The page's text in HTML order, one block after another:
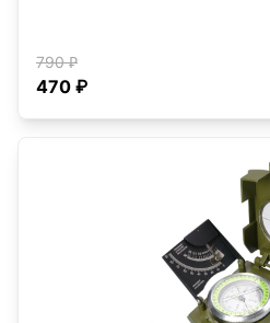
790 ₽
470 ₽